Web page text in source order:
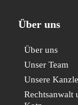
Über uns
Über uns
Unser Team
Unsere
Rechtsanwalt